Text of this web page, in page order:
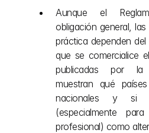
Aunque el
obligación general,
práctica dependen
que se comercialice
publicadas por la
muestran qué
nacionales y si
(especialmente
profesional) como